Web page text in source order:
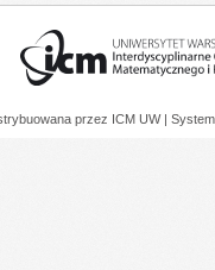
przez ICM UW |